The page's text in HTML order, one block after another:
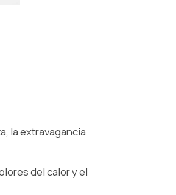
la extravagancia
del calor y el